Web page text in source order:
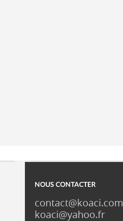
NOUS CONTACTER
contact@koaci.com
koaci@yahoo.fr